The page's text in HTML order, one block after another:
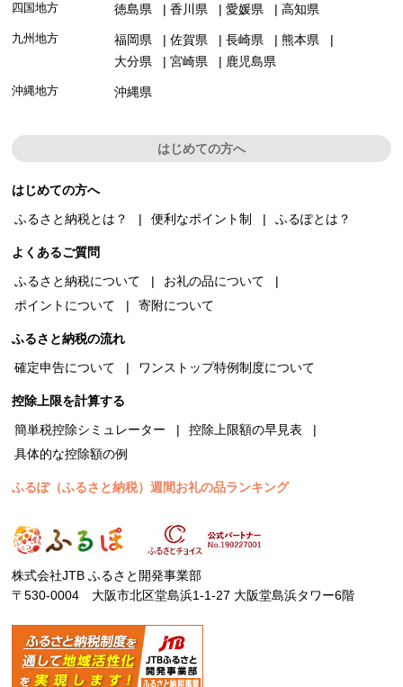
四国地方 徳島県 香川県 愛媛県 高知県
九州地方 福岡県 佐賀県 長崎県
熊本県
大分県
宮崎県 鹿児島県
沖縄地方 沖縄県
はじめての方へ
はじめての方へ
ふるさと納税とは？
便利なポイント制 ふるぽとは？
よくあるご質問
ふるさと納税について
お礼の品について
ポイントについて
寄附について
ふるさと納税の流れ
確定申告について
ワンストップ特例制度について
控除上限を計算する
簡単税控除シミュレーター
控除上限額の早見表
具体的な控除額の例
ふるぽ（ふるさと納税）週間お礼の品ランキング
株式会社JTB ふるさと開発事業部
〒530-0004 大阪市北区堂島浜1-1-27 大阪堂島浜タワー6階